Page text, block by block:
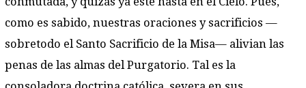
como es sabido, nuestras oraciones y sacrificios —
sobretodo el Santo Sacrificio de la Misa— alivian las
penas de las almas del Purgatorio. Tal es la